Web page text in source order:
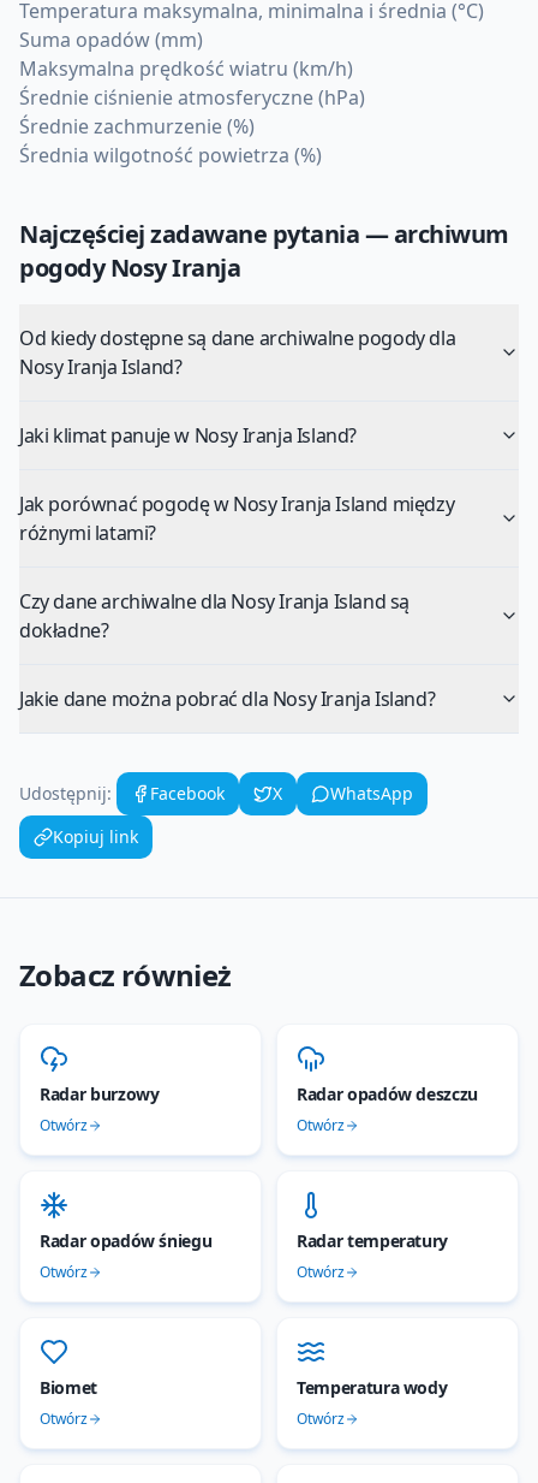
Temperatura maksymalna, minimalna i średnia (°C)
Suma opadów (mm)
Maksymalna prędkość wiatru (km/h)
Średnie ciśnienie atmosferyczne (hPa)
Średnie zachmurzenie (%)
Średnia wilgotność powietrza (%)
Najczęściej zadawane pytania — archiwum
pogodyNosy Iranja
Od kiedy dostępne są dane archiwalne pogody dla
Nosy Iranja Island?
Jaki klimat panuje w Nosy Iranja Island?
Jak porównać pogodę w Nosy Iranja Island między
różnymi latami?
Czy dane archiwalne dla Nosy Iranja Island są
dokładne?
Jakie dane można pobrać dla Nosy Iranja Island?
Udostępnij: Facebook X
WhatsApp
Kopiuj link
Zobacz również
Radar burzowy
Otwórz
Radar opadów deszczu
Otwórz
Radar opadów śniegu
Otwórz
Radar temperatury
Otwórz
Biomet
Otwórz
Temperatura wody
Otwórz